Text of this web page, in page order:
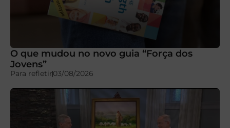
O que mudou no novo guia “Força dos
Jovens”
Para refletir03/08/2026